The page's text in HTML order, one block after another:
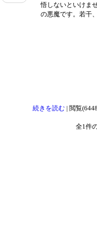
悟しないといけま
の悪魔です。若干、
続きを読む | 閲覧
全1件